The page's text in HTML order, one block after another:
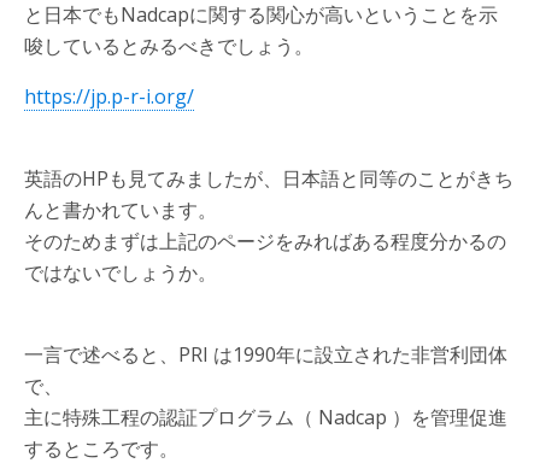
と日本でもNadcapに関する関心が高いということを示
唆しているとみるべきでしょう。
https://jp.p-r-i.org/
英語のHPも見てみましたが、日本語と同等のことがきち
んと書かれています。
そのためまずは上記のページをみればある程度分かるの
ではないでしょうか。
一言で述べると、PRI は1990年に設立された非営利団体
で、
主に特殊工程の認証プログラム（ Nadcap ）を管理促進
するところです。